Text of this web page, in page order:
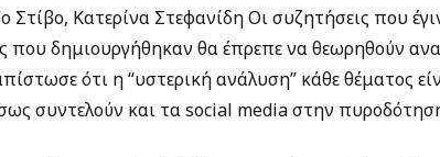
Στίβο, Κατερίνα Στεφανίδη Οι συζητήσεις που
που δημιουργήθηκαν θα έπρεπε να θεωρηθούν
ότι η “υστερική ανάλυση” κάθε θέματος
συντελούν και τα social media στην